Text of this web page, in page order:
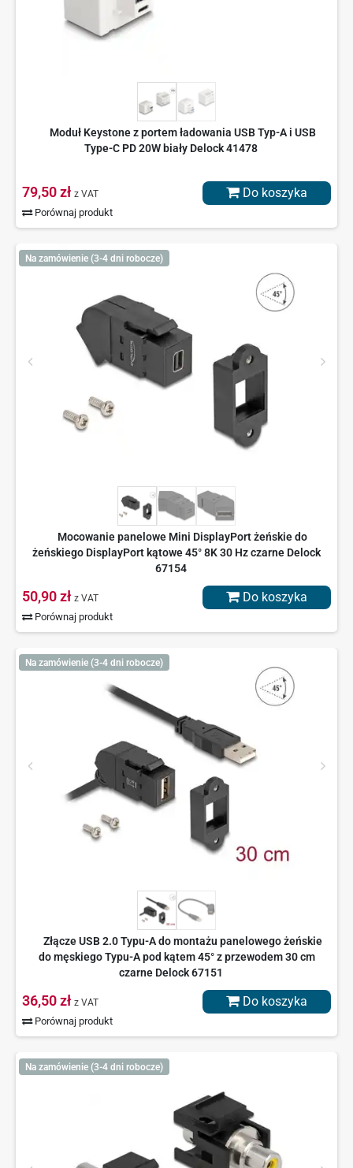
Moduł Keystone z portem ładowania USB Typ-A i USB
Type-C PD 20W biały Delock 41478
79,50 zł z VAT
Porównaj produkt
Do koszyka
Na zamówienie (3-4 dni robocze)
Mocowanie panelowe Mini DisplayPort żeńskie do
żeńskiego DisplayPort kątowe 45° 8K 30 Hz czarne Delock
67154
50,90 zł z VAT
Porównaj produkt
Do koszyka
Na zamówienie (3-4 dni robocze)
Złącze USB 2.0 Typu-A do montażu panelowego żeńskie
do męskiego Typu-A pod kątem 45° z przewodem 30 cm
czarne Delock 67151
36,50 zł z VAT
Porównaj produkt
Do koszyka
Na zamówienie (3-4 dni robocze)